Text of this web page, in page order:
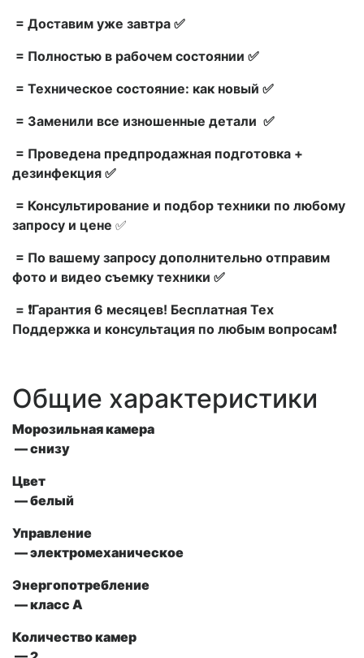
= Доставим уже завтра ✅
= Полностью в рабочем состоянии ✅
= Техническое состояние: как новый ✅
= Заменили все изношенные детали ✅
= Проведена предпродажная подготовка +
дезинфекция ✅
= Консультирование и подбор техники по любому
запросу и цене ✅
= По вашему запросу дополнительно отправим
фото и видео съемку техники ✅
= ❗Гарантия 6 месяцев! Бесплатная Тех
Поддержка и консультация по любым вопросам❗
Общие характеристики
Морозильная камера
— снизу
Цвет
— белый
Управление
— электромеханическое
Энергопотребление
— класс А
Количество камер